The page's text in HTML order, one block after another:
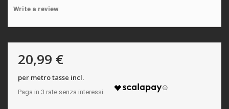
Write a review
20,99 €
per metro tasse incl.